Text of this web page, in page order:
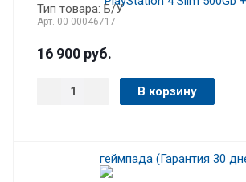
Тип товара: Б/У
Арт. 00-00046717
16 900 руб.
В корзину